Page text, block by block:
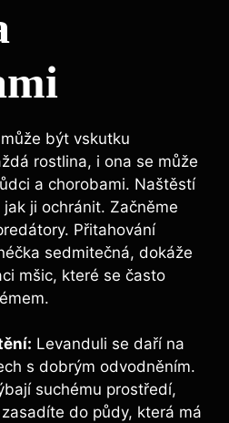
být vskutku
rostlina, i ona se může
a chorobami. Naštěstí
ji ochránit. Začněme
Přitahování
sedmitečná, dokáže
mšic, které se často
Levanduli se daří na
s dobrým odvodněním.
suchému prostředí,
do půdy, která má